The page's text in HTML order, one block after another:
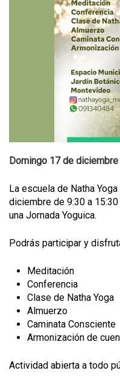
Domingo 17 de
La escuela de Natha
diciembre de 9:30 a
una Jornada Yoguica.
Podrás participar y
Meditación
Conferencia
Clase de Natha Yoga
Almuerzo
Caminata Consciente
Armonización de
Actividad abierta a todo